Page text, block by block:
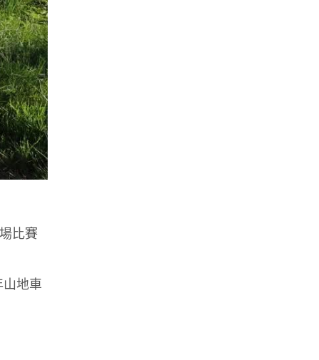
比賽
地車